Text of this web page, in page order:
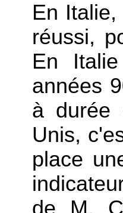
En
réussi,
En
années
à durée
Unis,
place